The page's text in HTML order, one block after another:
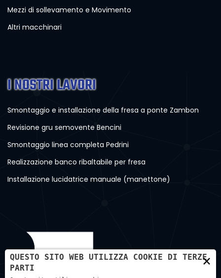
Mezzi di sollevamento e Movimento
Altri macchinari
I NOSTRI LAVORI
Smontaggio e installazione della fresa a ponte Zambon
Revisione gru semovente Bencini
Smontaggio linea completa Pedrini
Realizzazione banco ribaltabile per fresa
Installazione lucidatrice manuale (manettone)
×
QUESTO SITO WEB UTILIZZA COOKIE DI TERZE
PARTI